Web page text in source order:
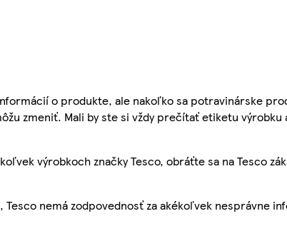
o produkte, ale nakoľko sa potravinárske
zmeniť. Mali by ste si vždy prečítať etiketu
výrobkoch značky Tesco, obráťte sa na Tesco
nemá zodpovednosť za akékoľvek nesprávne